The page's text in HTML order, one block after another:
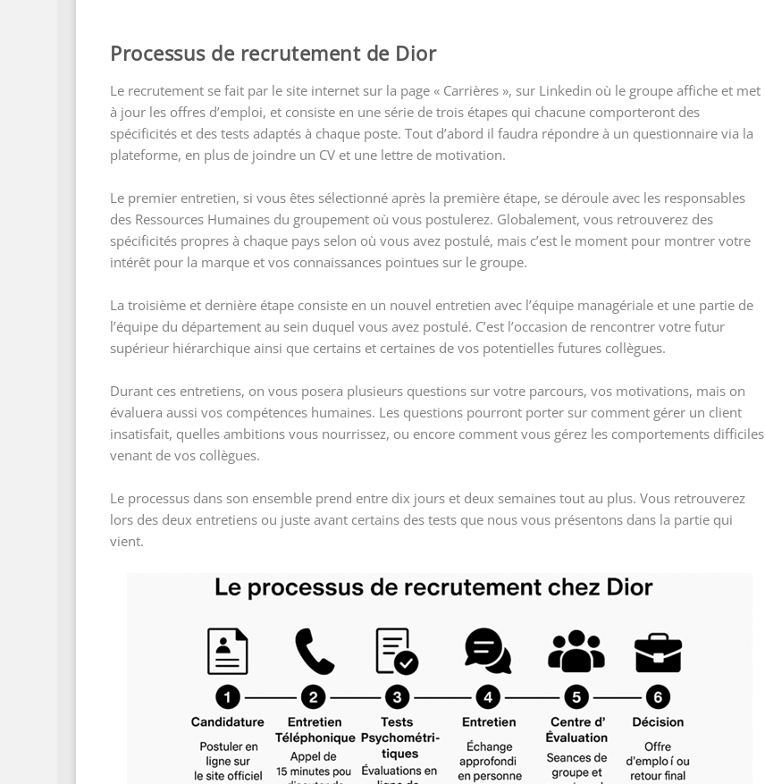
Processus de recrutement de Dior
Le recrutement se fait par le site internet sur la page « Carrières », sur Linkedin où le groupe affiche et met
à jour les offres d’emploi, et consiste en une série de trois étapes qui chacune comporteront des
spécificités et des tests adaptés à chaque poste. Tout d’abord il faudra répondre à un questionnaire via la
plateforme, en plus de joindre un CV et une lettre de motivation.
Le premier entretien, si vous êtes sélectionné après la première étape, se déroule avec les responsables
des Ressources Humaines du groupement où vous postulerez. Globalement, vous retrouverez des
spécificités propres à chaque pays selon où vous avez postulé, mais c’est le moment pour montrer votre
intérêt pour la marque et vos connaissances pointues sur le groupe.
La troisième et dernière étape consiste en un nouvel entretien avec l’équipe managériale et une partie de
l’équipe du département au sein duquel vous avez postulé. C’est l’occasion de rencontrer votre futur
supérieur hiérarchique ainsi que certains et certaines de vos potentielles futures collègues.
Durant ces entretiens, on vous posera plusieurs questions sur votre parcours, vos motivations, mais on
évaluera aussi vos compétences humaines. Les questions pourront porter sur comment gérer un client
insatisfait, quelles ambitions vous nourrissez, ou encore comment vous gérez les comportements difficiles
venant de vos collègues.
Le processus dans son ensemble prend entre dix jours et deux semaines tout au plus. Vous retrouverez
lors des deux entretiens ou juste avant certains des tests que nous vous présentons dans la partie qui
vient.